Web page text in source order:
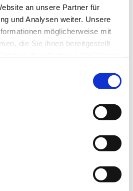
an unsere Partner für
und Analysen weiter. Unsere
möglicherweise mit
die Sie ihnen bereitgestellt
Sie auch